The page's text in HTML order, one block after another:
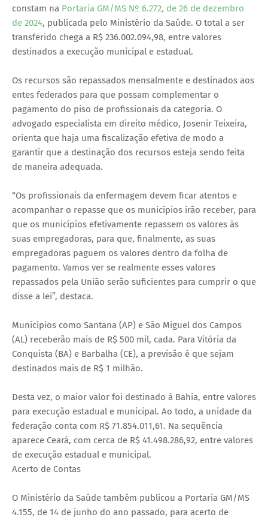
constam na Portaria GM/MS Nº 6.272, de 26 de dezembro
de 2024, publicada pelo Ministério da Saúde. O total a ser
transferido chega a R$ 236.002.094,98, entre valores
destinados a execução municipal e estadual.
Os recursos são repassados mensalmente e destinados aos
entes federados para que possam complementar o
pagamento do piso de profissionais da categoria. O
advogado especialista em direito médico, Josenir Teixeira,
orienta que haja uma fiscalização efetiva de modo a
garantir que a destinação dos recursos esteja sendo feita
de maneira adequada.
“Os profissionais da enfermagem devem ficar atentos e
acompanhar o repasse que os municípios irão receber, para
que os municípios efetivamente repassem os valores às
suas empregadoras, para que, finalmente, as suas
empregadoras paguem os valores dentro da folha de
pagamento. Vamos ver se realmente esses valores
repassados pela União serão suficientes para cumprir o que
disse a lei”, destaca.
Municípios como Santana (AP) e São Miguel dos Campos
(AL) receberão mais de R$ 500 mil, cada. Para Vitória da
Conquista (BA) e Barbalha (CE), a previsão é que sejam
destinados mais de R$ 1 milhão.
Desta vez, o maior valor foi destinado à Bahia, entre valores
para execução estadual e municipal. Ao todo, a unidade da
federação conta com R$ 71.854.011,61. Na sequência
aparece Ceará, com cerca de R$ 41.498.286,92, entre valores
de execução estadual e municipal.
Acerto de Contas
O Ministério da Saúde também publicou a Portaria GM/MS
4.155, de 14 de junho do ano passado, para acerto de